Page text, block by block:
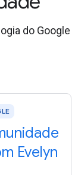
do Google
Evelyn